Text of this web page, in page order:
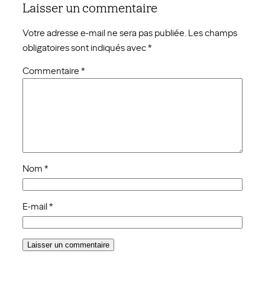
Laisser un commentaire
Votre adresse e-mail ne sera pas publiée. Les champs
obligatoires sont indiqués avec*
Commentaire *
Nom *
E-mail*